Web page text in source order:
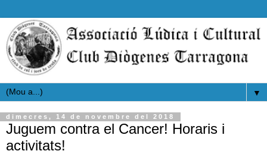
▼
dimecres, 14 de novembre del 2018
Juguem contra el Cancer! Horaris i
activitats!